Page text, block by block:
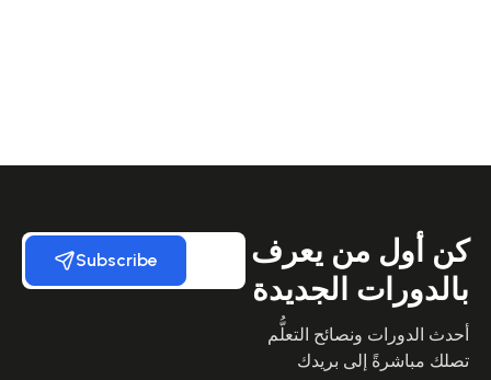
كن أول من يعرف
بالدورات الجديدة
أحدث الدورات ونصائح التعلُّم
تصلك مباشرةً إلى بريدك
Subscribe